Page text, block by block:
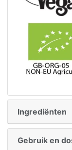
Ingrediënten
Gebruik en